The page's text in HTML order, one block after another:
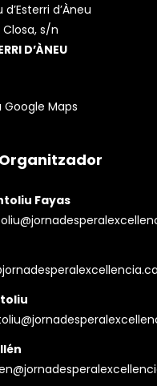
d’Àneu
s/n
D’ÀNEU
Google Maps
Fayas